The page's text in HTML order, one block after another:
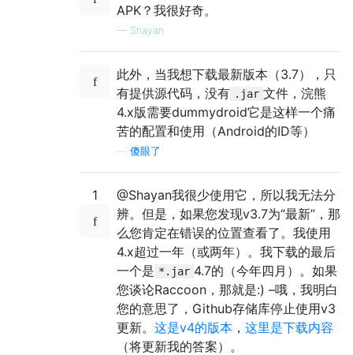
APK？我很好奇。
— Shayan
此外，当我想下载最新版本（3.7），只
有提供源代码，没有 .jar 文件，浣熊
4.x版需要dummydroid它是这样一个痛
苦的配置和使用（Android的ID等）
傻眼了
1
@Shayan我很少使用它，所以我无法分
辨。但是，如果您发现v3.7为“最新”，那
么您肯定在错误的位置查看了。我使用
4.x超过一年（或两年）。我下载的最后
一个是 *.jar 4.7的（今年四月）。如果
您谈论Raccoon，那就是:) –哦，我明白
您的意思了，Github存储库停止使用v3
更新。 这是v4的版本 ， 这里是下载内容
（将更新我的答案）。